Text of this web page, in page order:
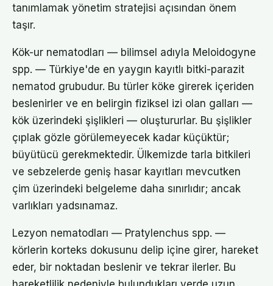
tanımlamak yönetim stratejisi açısından önem
taşır.
Kök-ur nematodları — bilimsel adıyla Meloidogyne
spp. — Türkiye'de en yaygın kayıtlı bitki-parazit
nematod grubudur. Bu türler köke girerek içeriden
beslenirler ve en belirgin fiziksel izi olan galları —
kök üzerindeki şişlikleri — oluştururlar. Bu şişlikler
çıplak gözle görülemeyecek kadar küçüktür;
büyütücü gerekmektedir. Ülkemizde tarla bitkileri
ve sebzelerde geniş hasar kayıtları mevcutken
çim üzerindeki belgeleme daha sınırlıdır; ancak
varlıkları yadsınamaz.
Lezyon nematodları — Pratylenchus spp. —
körlerin korteks dokusunu delip içine girer, hareket
eder, bir noktadan beslenir ve tekrar ilerler. Bu